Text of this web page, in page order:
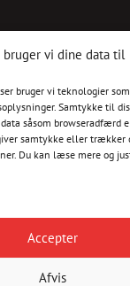
bruger vi dine data til
bruger vi teknologier
Samtykke til
såsom browseradfærd
samtykke eller trækker
Du kan læse mere og
Accepter
Afvis
Christiania
Kultur